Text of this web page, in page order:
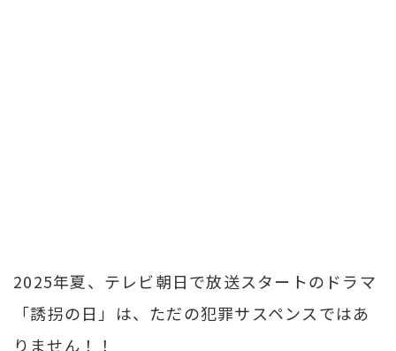
2025年夏、テレビ朝日で放送スタートのドラマ
「誘拐の日」は、ただの犯罪サスペンスではあ
りません！！